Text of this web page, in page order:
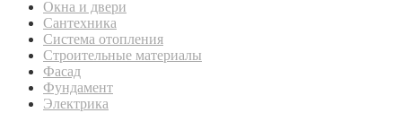
Окна и двери
Сантехника
Система отопления
Строительные материалы
Фасад
Фундамент
Электрика